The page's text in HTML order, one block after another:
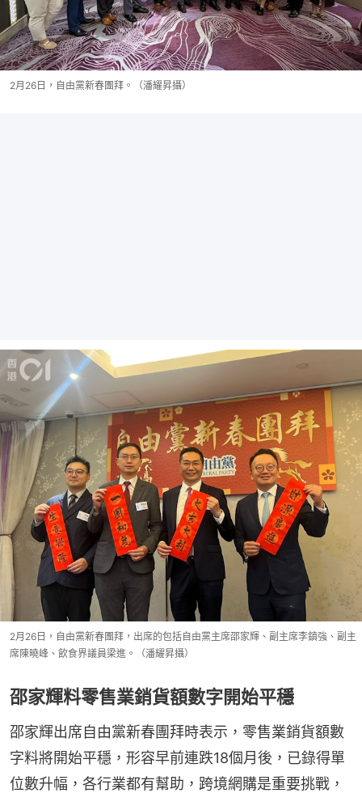
2月26日，自由黨新春團拜。（潘耀昇攝）
2月26日，自由黨新春團拜，出席的包括自由黨主席邵家輝、副主席李鎮強、副主
席陳曉峰、飲食界議員梁進。（潘耀昇攝）
邵家輝料零售業銷貨額數字開始平穩
邵家輝出席自由黨新春團拜時表示，零售業銷貨額數
字料將開始平穩，形容早前連跌18個月後，已錄得單
位數升幅，各行業都有幫助，跨境網購是重要挑戰，